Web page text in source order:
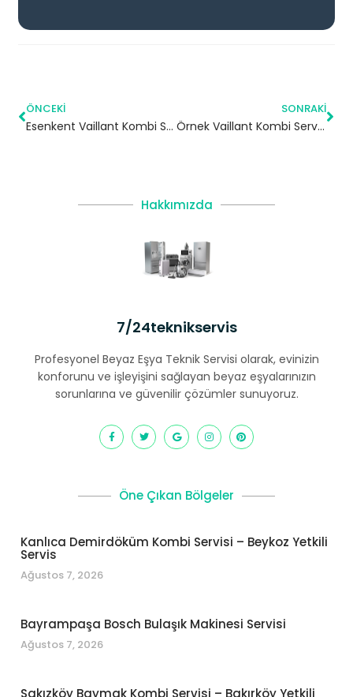
ÖNCEKI
Esenkent Vaillant Kombi Servisi – Ümraniye Yetkili Servis
SONRAKI
Örnek Vaillant Kombi Servisi – Ataşehir Yetkili Servis
Hakkımızda
7/24teknikservis
Profesyonel Beyaz Eşya Teknik Servisi olarak, evinizin
konforunu ve işleyişini sağlayan beyaz eşyalarınızın
sorunlarına ve güvenilir çözümler sunuyoruz.
Öne Çıkan Bölgeler
Kanlıca Demirdöküm Kombi Servisi – Beykoz Yetkili
Servis
Ağustos 7, 2026
Bayrampaşa Bosch Bulaşık Makinesi Servisi
Ağustos 7, 2026